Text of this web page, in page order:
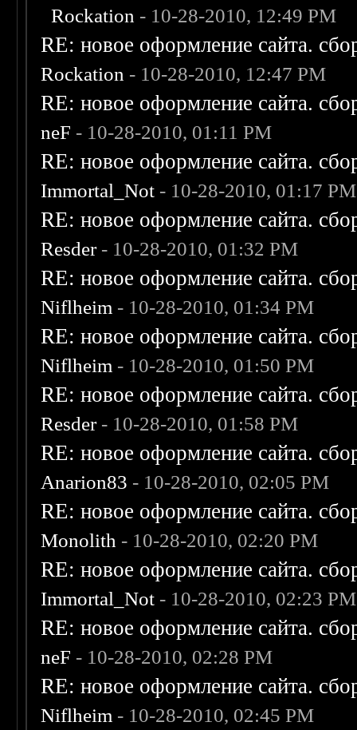
Rockation - 10-28-2010, 12:49 PM
RE: новое оформление сайта.
Rockation - 10-28-2010, 12:47 PM
RE: новое оформление сайта.
neF - 10-28-2010, 01:11 PM
RE: новое оформление сайта.
Immortal_Not - 10-28-2010, 01:17 PM
RE: новое оформление сайта.
Resder- 10-28-2010, 01:32 PM
RE: новое оформление сайта.
Niflheim - 10-28-2010, 01:34 PM
RE: новое оформление сайта.
Niflheim - 10-28-2010, 01:50 PM
RE: новое оформление сайта.
Resder- 10-28-2010, 01:58 PM
RE: новое оформление сайта.
Anarion83 - 10-28-2010, 02:05 PM
RE: новое оформление сайта.
Monolith - 10-28-2010, 02:20 PM
RE: новое оформление сайта.
Immortal_Not - 10-28-2010, 02:23 PM
RE: новое оформление сайта.
neF - 10-28-2010, 02:28 PM
RE: новое оформление сайта.
Niflheim - 10-28-2010, 02:45 PM